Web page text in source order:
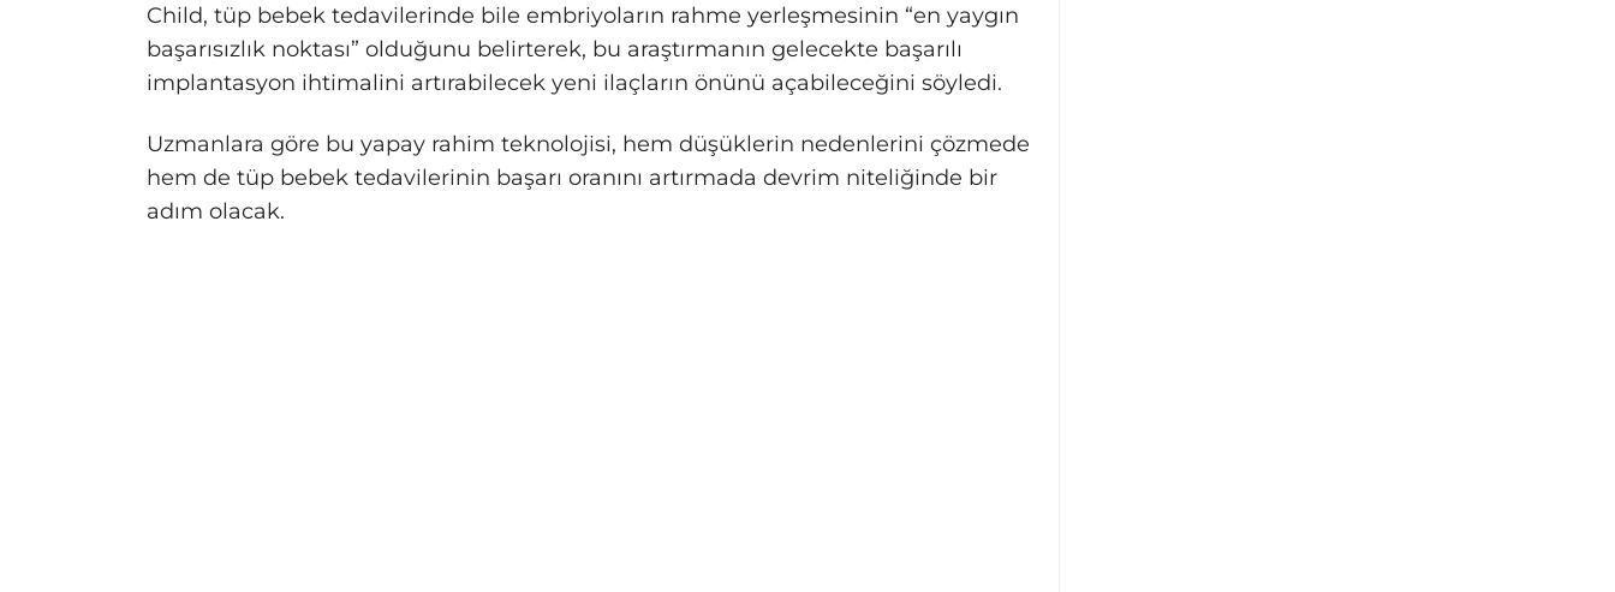
Child, tüp bebek tedavilerinde bile embriyoların rahme yerleşmesinin “en yaygın
başarısızlık noktası” olduğunu belirterek, bu araştırmanın gelecekte başarılı
implantasyon ihtimalini artırabilecek yeni ilaçların önünü açabileceğini söyledi.
Uzmanlara göre bu yapay rahim teknolojisi, hem düşüklerin nedenlerini çözmede
hem de tüp bebek tedavilerinin başarı oranını artırmada devrim niteliğinde bir
adım olacak.